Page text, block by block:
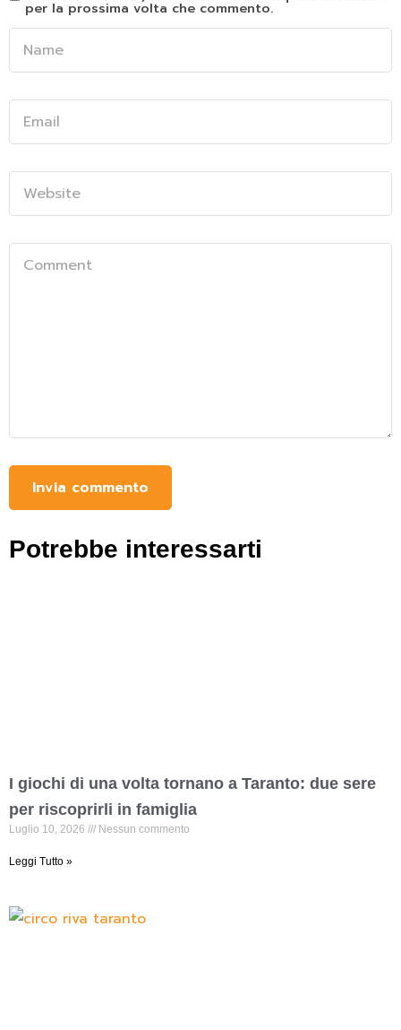
per la prossima volta che commento.
Potrebbe interessarti
I giochi di una volta tornano a Taranto: due sere
per riscoprirli in famiglia
Luglio 10, 2026 Nessun commento
Leggi Tutto »